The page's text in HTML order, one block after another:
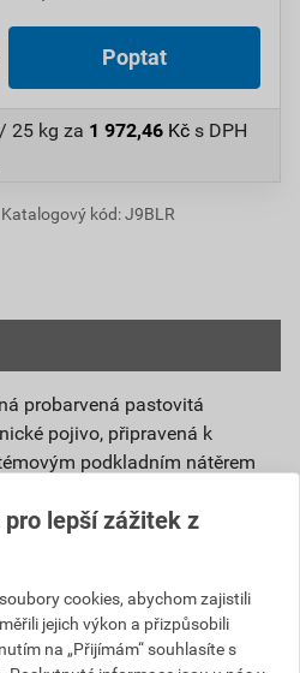
Poptat
25 kg za 1 972,46 Kč s DPH
Katalogový kód: J9BLR
probarvená pastovitá
pojivo, připravená k
podkladním nátěrem
vnějšího souvrství
v nočních hodinách,
vody na povrchu, která
pro růst nevzhledných řas.
aquaBalance dokáže
lepší zážitek z
cookies, abychom zajistili
jejich výkon a přizpůsobili
na „Přijímám“ souhlasíte s